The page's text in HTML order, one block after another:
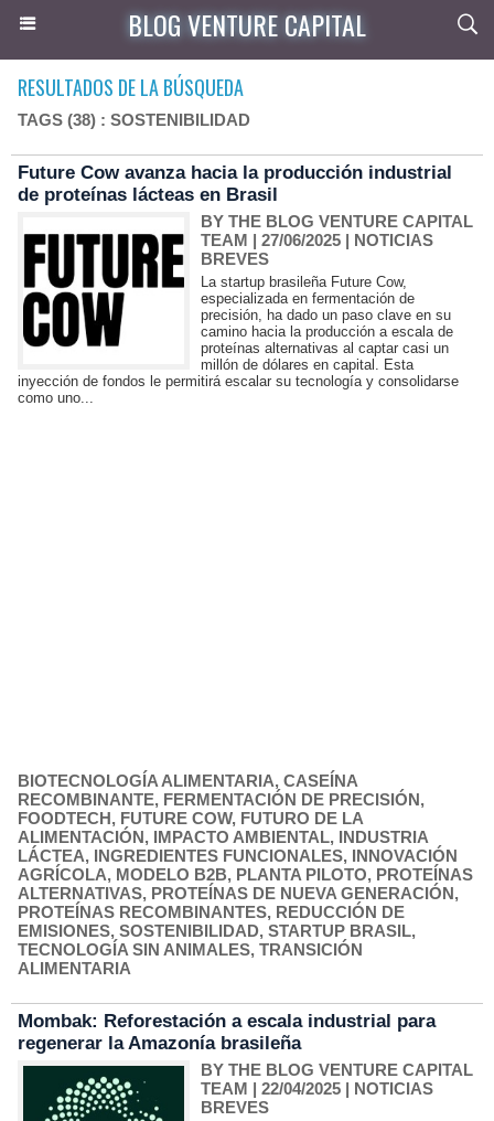
BLOG VENTURE CAPITAL
RESULTADOS DE LA BÚSQUEDA
TAGS (38) : SOSTENIBILIDAD
Future Cow avanza hacia la producción industrial
de proteínas lácteas en Brasil
BY THE BLOG VENTURE CAPITAL
TEAM | 27/06/2025 | NOTICIAS
BREVES
La startup brasileña Future Cow,
especializada en fermentación de
precisión, ha dado un paso clave en su
camino hacia la producción a escala de
proteínas alternativas al captar casi un
millón de dólares en capital. Esta
inyección de fondos le permitirá escalar su tecnología y consolidarse
como uno...
BIOTECNOLOGÍA ALIMENTARIA, CASEÍNA
RECOMBINANTE, FERMENTACIÓN DE PRECISIÓN,
FOODTECH, FUTURE COW, FUTURO DE LA
ALIMENTACIÓN, IMPACTO AMBIENTAL, INDUSTRIA
LÁCTEA, INGREDIENTES FUNCIONALES, INNOVACIÓN
AGRÍCOLA, MODELO B2B, PLANTA PILOTO, PROTEÍNAS
ALTERNATIVAS, PROTEÍNAS DE NUEVA GENERACIÓN,
PROTEÍNAS RECOMBINANTES, REDUCCIÓN DE
EMISIONES, SOSTENIBILIDAD, STARTUP BRASIL,
TECNOLOGÍA SIN ANIMALES, TRANSICIÓN
ALIMENTARIA
Mombak: Reforestación a escala industrial para
regenerar la Amazonía brasileña
BY THE BLOG VENTURE CAPITAL
TEAM | 22/04/2025 | NOTICIAS
BREVES